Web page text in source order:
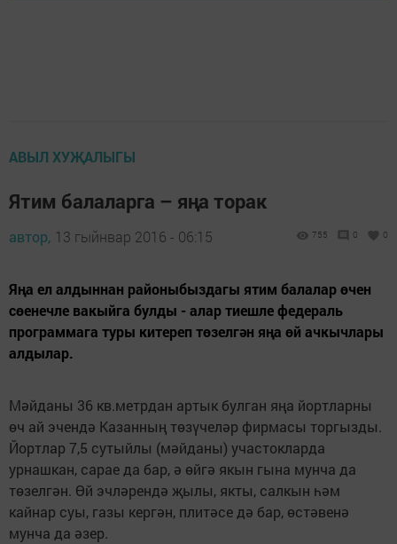
АВЫЛ ХУҖАЛЫГЫ
Ятим балаларга – яңа торак
автор, 13 гыйнвар 2016 - 06:15 755 0 0
Яңа ел алдыннан районыбыздагы ятим балалар өчен
сөенечле вакыйга булды - алар тиешле федераль
программага туры китереп төзелгән яңа өй ачкычлары
алдылар.
Мәйданы 36 кв.метрдан артык булган яңа йортларны
өч ай эчендә Казанның төзүчеләр фирмасы торгызды.
Йортлар 7,5 сутыйлы (мәйданы) участокларда
урнашкан, сарае да бар, ә өйгә якын гына мунча да
төзелгән. Өй эчләрендә җылы, якты, салкын һәм
кайнар суы, газы кергән, плитәсе дә бар, өстәвенә
мунча да әзер.